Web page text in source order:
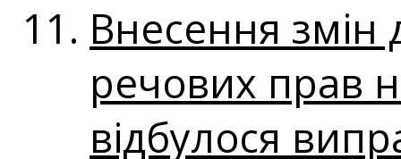
Внесення змін
речових прав
відбулося